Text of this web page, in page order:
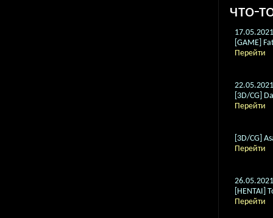
что-
17.05.2021
[GAME]
Перейти
22.05.2021
[3D/CG]
Перейти
[3D/CG]
Перейти
26.05.2021
[HENTAI]
Перейти